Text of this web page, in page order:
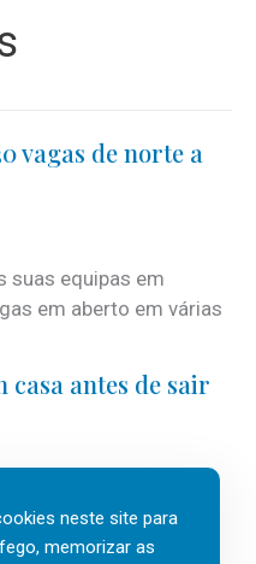
vagas de norte a
suas equipas em
em aberto em várias
casa antes de sair
as férias, os fins-de-
a casa fica mais
neste site para
memorizar as